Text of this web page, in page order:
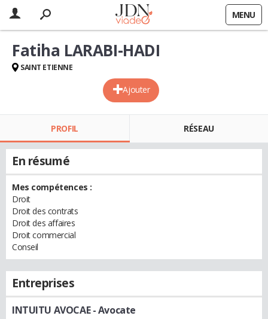
MENU
Ajouter
Fatiha LARABI-HADI
SAINT ETIENNE
PROFIL RÉSEAU
En résumé
Mes compétences :
Droit
Droit des contrats
Droit des affaires
Droit commercial
Conseil
Entreprises
INTUITU AVOCAE- Avocate